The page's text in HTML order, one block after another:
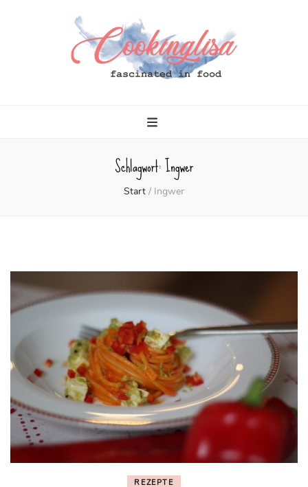
Cookinglisa
Schlagwort:Ingwer
Start / Ingwer
REZEPTE